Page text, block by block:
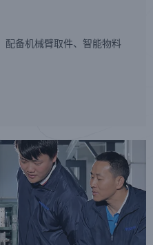
配备机械臂取件、智能物料